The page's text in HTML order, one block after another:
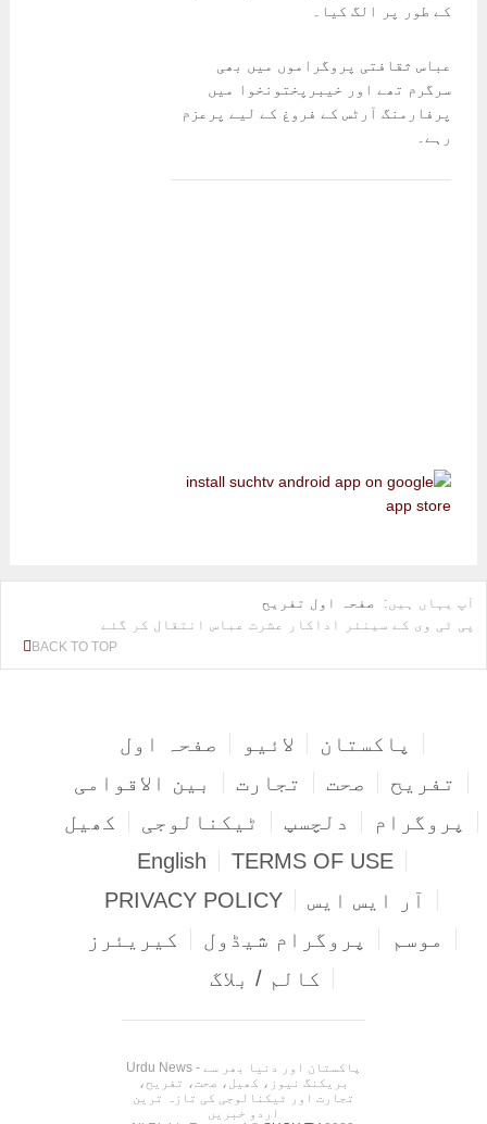
کے طور پر الگ کیا۔
عباس ثقافتی پروگراموں میں بھی
سرگرم تھے اور خیبرپختونخوا میں
پرفارمنگ آرٹس کے فروغ کے لیے پرعزم
رہے۔
آپ یہاں ہیں: صفحہ اول تفریح
پی ٹی وی کے سینئر اداکار عشرت عباس انتقال کر گئے
BACK TO TOP
صفحہ اول لائیو
پاکستان
بین الاقوامی
تجارت صحت
تفریح
کھیل
ٹیکنالوجی دلچسپ
پروگرام
English
TERMS OF USE
PRIVACY POLICY
آر ایس ایس
کیریئرز
پروگرام شیڈول
موسم
کالم / بلاگ
Urdu News - پاکستان اور دنیا بھر سے
بریکنگ نیوز، کھیل، صحت، تفریح،
تجارت اور ٹیکنالوجی کی تازہ ترین
اردو خبریں